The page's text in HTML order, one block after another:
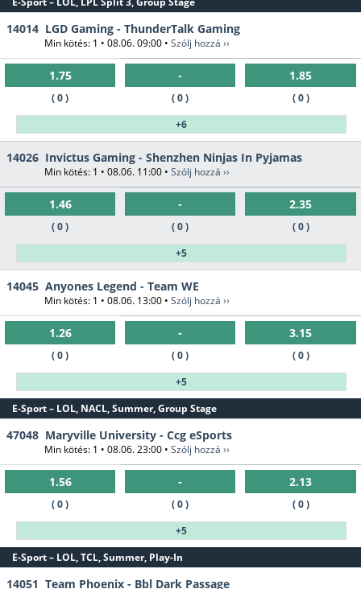
14014 LGD Gaming - ThunderTalk Gaming
Min kötés: 1 • 08.06. 09:00 • Szólj hozzá ››
1.75
( 0 )
-
( 0 )
1.85
( 0 )
+6
14026 Invictus Gaming - Shenzhen Ninjas In Pyjamas
Min kötés: 1 • 08.06. 11:00 • Szólj hozzá ››
1.46
( 0 )
-
( 0 )
2.35
( 0 )
+5
14045 Anyones Legend - Team WE
Min kötés: 1 • 08.06. 13:00 • Szólj hozzá ››
1.26
( 0 )
-
( 0 )
3.15
( 0 )
+5
E-Sport – LOL, NACL, Summer, Group Stage
47048 Maryville University - Ccg eSports
Min kötés: 1 • 08.06. 23:00 • Szólj hozzá ››
1.56
( 0 )
-
( 0 )
2.13
( 0 )
+5
E-Sport – LOL, TCL, Summer, Play-In
14051 Team Phoenix - Bbl Dark Passage